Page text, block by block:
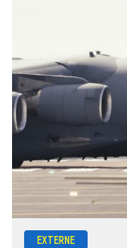
EXTERNE